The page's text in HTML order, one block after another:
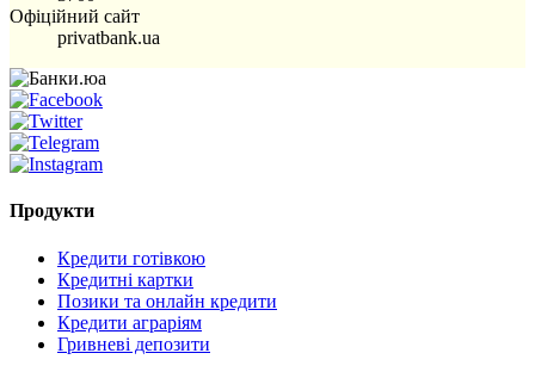
Офіційний сайт
privatbank.ua
Продукти
Кредити готівкою
Кредитні картки
Позики та онлайн кредити
Кредити аграріям
Гривневі депозити